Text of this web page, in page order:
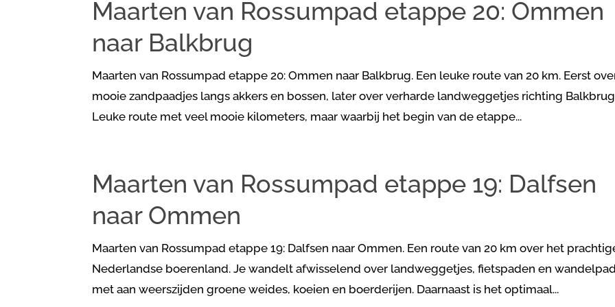
Maarten van Rossumpad etappe 20: Ommen
naar Balkbrug
Maarten van Rossumpad etappe 20: Ommen naar Balkbrug. Een leuke route van 20 km. Eerst
mooie zandpaadjes langs akkers en bossen, later over verharde landweggetjes richting
Leuke route met veel mooie kilometers, maar waarbij het begin van de etappe...
Maarten van Rossumpad etappe 19: Dalfsen
naar Ommen
Maarten van Rossumpad etappe 19: Dalfsen naar Ommen. Een route van 20 km over het
Nederlandse boerenland. Je wandelt afwisselend over landweggetjes, fietspaden en
met aan weerszijden groene weides, koeien en boerderijen. Daarnaast is het optimaal...